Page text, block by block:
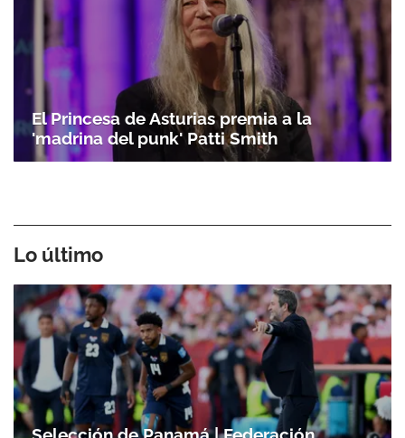
El Princesa de Asturias premia a la
'madrina del punk' Patti Smith
Lo último